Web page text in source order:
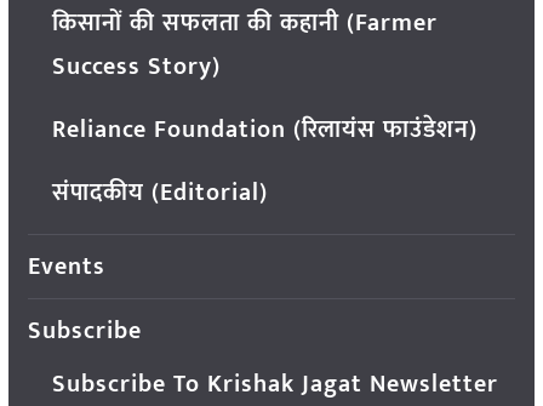
किसानों की सफलता की कहानी (Farmer
Success Story)
Reliance Foundation (रिलायंस फाउंडेशन)
संपादकीय (Editorial)
Events
Subscribe
Subscribe To Krishak Jagat Newsletter